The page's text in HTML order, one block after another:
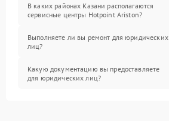
В каких районах Казани располагаются
сервисные центры Hotpoint Ariston?
Выполняете ли вы ремонт для юридических
лиц?
Какую документацию вы предоставляете
для юридических лиц?